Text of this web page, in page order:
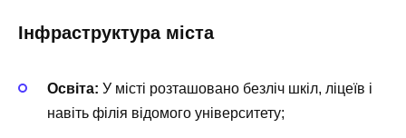
Інфраструктура міста
Освіта: У місті розташовано безліч шкіл, ліцеїв і
навіть філія відомого університету;